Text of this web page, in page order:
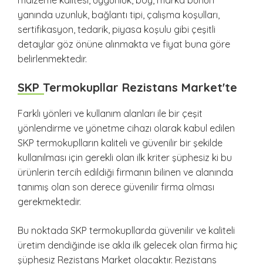
yanında uzunluk, bağlantı tipi, çalışma koşulları,
sertifikasyon, tedarik, piyasa koşulu gibi çeşitli
detaylar göz önüne alınmakta ve fiyat buna göre
belirlenmektedir.
SKP Termokupllar Rezistans Market'te
Farklı yönleri ve kullanım alanları ile bir çeşit
yönlendirme ve yönetme cihazı olarak kabul edilen
SKP termokuplların kaliteli ve güvenilir bir şekilde
kullanılması için gerekli olan ilk kriter şüphesiz ki bu
ürünlerin tercih edildiği firmanın bilinen ve alanında
tanımış olan son derece güvenilir firma olması
gerekmektedir.
Bu noktada SKP termokupllarda güvenilir ve kaliteli
üretim dendiğinde ise akla ilk gelecek olan firma hiç
şüphesiz Rezistans Market olacaktır. Rezistans